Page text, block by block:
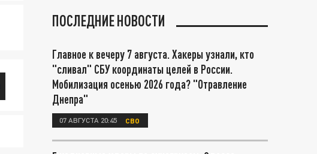
ПОСЛЕДНИЕ НОВОСТИ
Главное к вечеру 7 августа. Хакеры узнали, кто
"сливал" СБУ координаты целей в России.
Мобилизация осенью 2026 года? "Отравление
Днепра"
07 АВГУСТА 20:45 СВО